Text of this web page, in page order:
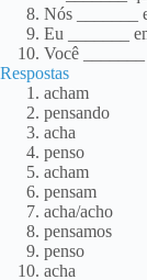
Nós _______
Eu _______
Você
Respostas
acham
pensando
acha
penso
acham
pensam
acha/acho
pensamos
penso
acha